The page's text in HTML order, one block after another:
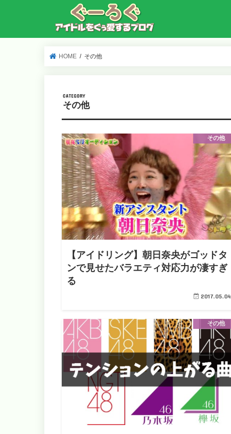
HOME その他
その他
その他
【アイドリング】朝日奈央がゴッドタ
ンで見せたバラエティ対応力が凄すぎ
る
2017.05.04
その他